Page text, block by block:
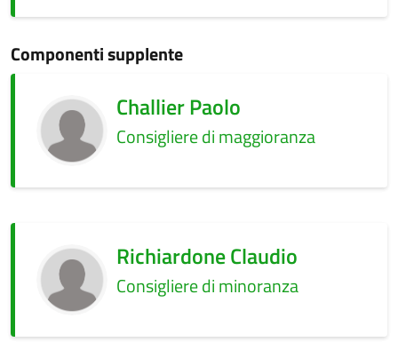
Componenti supplente
Challier Paolo
Consigliere di maggioranza
Richiardone Claudio
Consigliere di minoranza